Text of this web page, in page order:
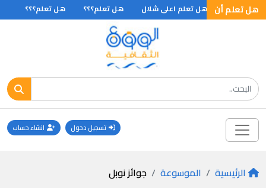
هل تعلم أن
تعلم؟؟؟ هل تعلم اعلى شلال هل تعلم؟؟؟ هل تعلم؟؟؟
تسجيل دخول انشاء حساب
الرئيسية الموسوعة جوائز نوبل